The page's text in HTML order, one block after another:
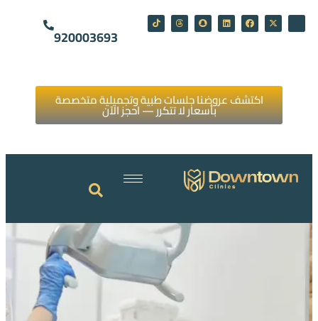
920003693
اكتشف عروضنا جلسات طبية وتجميلية متخصصة
بأسعار لا تتكرر — احجز الآن